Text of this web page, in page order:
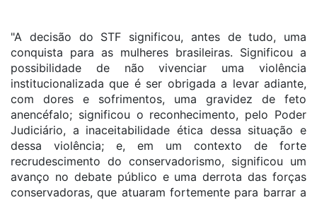
"A decisão do STF significou, antes de tudo, uma
conquista para as mulheres brasileiras. Significou a
possibilidade de não vivenciar uma violência
institucionalizada que é ser obrigada a levar adiante,
com dores e sofrimentos, uma gravidez de feto
anencéfalo; significou o reconhecimento, pelo Poder
Judiciário, a inaceitabilidade ética dessa situação e
dessa violência; e, em um contexto de forte
recrudescimento do conservadorismo, significou um
avanço no debate público e uma derrota das forças
conservadoras, que atuaram fortemente para barrar a